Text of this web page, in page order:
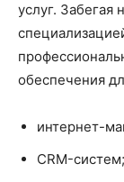
услуг. Забегая
обеспечения
интернет-
CRM-систем;